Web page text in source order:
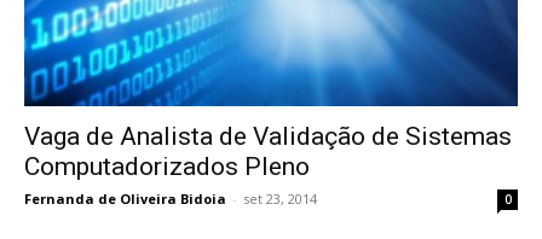
Vaga de Analista de Validação de Sistemas
Computadorizados Pleno
Fernanda de Oliveira Bidoia - set 23, 2014 0